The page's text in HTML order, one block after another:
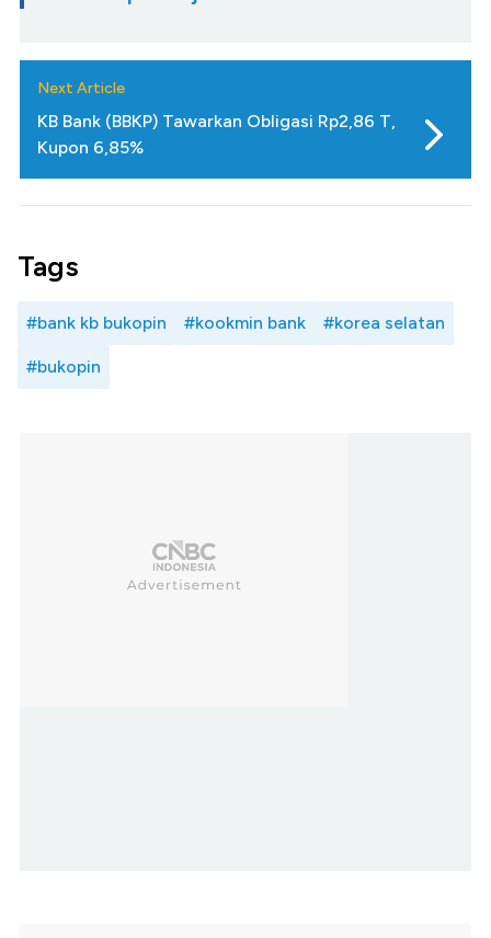
Next Article
KB Bank (BBKP) Tawarkan Obligasi Rp2,86 T,
Kupon 6,85%
Tags
#bank kb bukopin #kookmin bank #korea selatan
#bukopin